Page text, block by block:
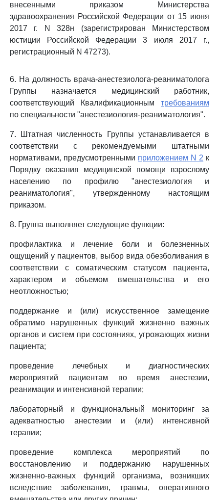
внесенными приказом Министерства
здравоохранения Российской Федерации от 15 июня
2017 г. N 328н (зарегистрирован Министерством
юстиции Российской Федерации 3 июля 2017 г.,
регистрационный N 47273).
6. На должность врача-анестезиолога-реаниматолога
Группы назначается медицинский работник,
соответствующий Квалификационным требованиям
по специальности "анестезиология-реаниматология".
7. Штатная численность Группы устанавливается в
соответствии с рекомендуемыми штатными
нормативами, предусмотренными приложением N 2 к
Порядку оказания медицинской помощи взрослому
населению по профилю "анестезиология и
реаниматология", утвержденному настоящим
приказом.
8. Группа выполняет следующие функции:
профилактика и лечение боли и болезненных
ощущений у пациентов, выбор вида обезболивания в
соответствии с соматическим статусом пациента,
характером и объемом вмешательства и его
неотложностью;
поддержание и (или) искусственное замещение
обратимо нарушенных функций жизненно важных
органов и систем при состояниях, угрожающих жизни
пациента;
проведение лечебных и диагностических
мероприятий пациентам во время анестезии,
реанимации и интенсивной терапии;
лабораторный и функциональный мониторинг за
адекватностью анестезии и (или) интенсивной
терапии;
проведение комплекса мероприятий по
восстановлению и поддержанию нарушенных
жизненно-важных функций организма, возникших
вследствие заболевания, травмы, оперативного